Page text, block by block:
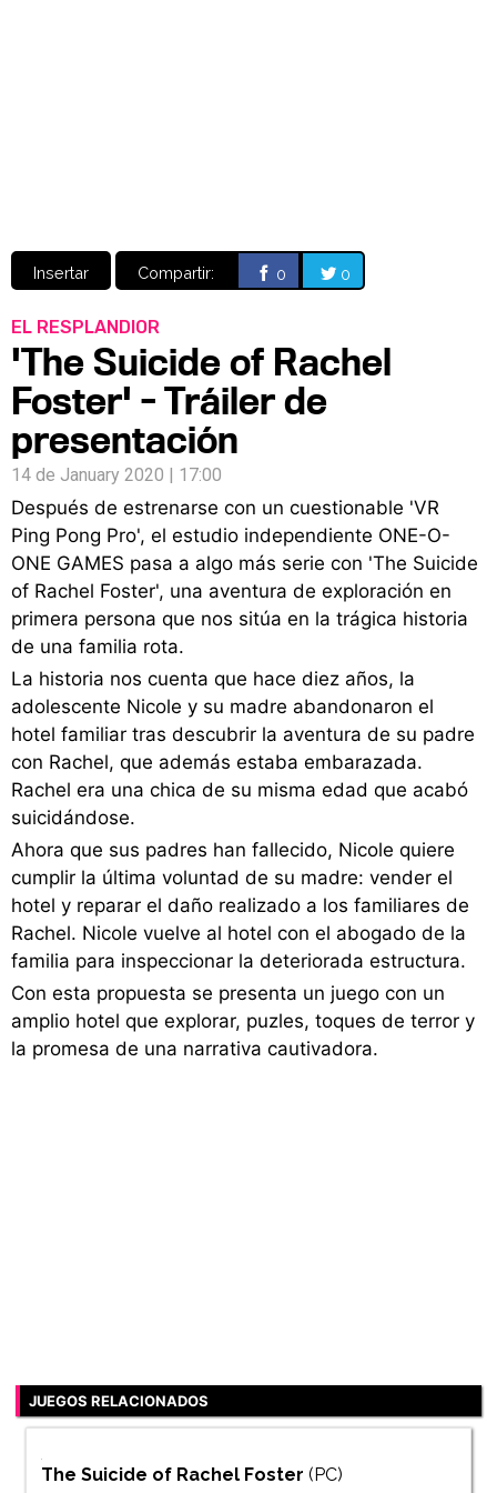
Insertar Compartir: 0 0
EL RESPLANDIOR
'The Suicide of Rachel
Foster' - Tráiler de
presentación
14 de January 2020 | 17:00
Después de estrenarse con un cuestionable 'VR
Ping Pong Pro', el estudio independiente ONE-O-
ONE GAMES pasa a algo más serie con 'The Suicide
of Rachel Foster', una aventura de exploración en
primera persona que nos sitúa en la trágica historia
de una familia rota.
La historia nos cuenta que hace diez años, la
adolescente Nicole y su madre abandonaron el
hotel familiar tras descubrir la aventura de su padre
con Rachel, que además estaba embarazada.
Rachel era una chica de su misma edad que acabó
suicidándose.
Ahora que sus padres han fallecido, Nicole quiere
cumplir la última voluntad de su madre: vender el
hotel y reparar el daño realizado a los familiares de
Rachel. Nicole vuelve al hotel con el abogado de la
familia para inspeccionar la deteriorada estructura.
Con esta propuesta se presenta un juego con un
amplio hotel que explorar, puzles, toques de terror y
la promesa de una narrativa cautivadora.
JUEGOS RELACIONADOS
The Suicide of Rachel Foster (PC)